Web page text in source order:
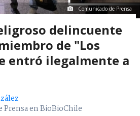
Comunicado de Prensa
delincuente
de "Los
entró ilegalmente a
Prensa en BioBioChile